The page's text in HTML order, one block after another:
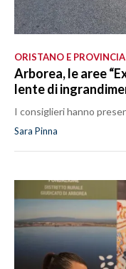
ORISTANO E PROVINCIA
Arborea, le aree
lente di
I consiglieri hanno
Sara Pinna